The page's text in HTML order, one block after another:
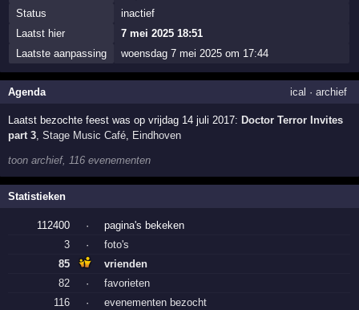
Status
inactief
Laatst hier
7 mei 2025 18:51
Laatste aanpassing
woensdag 7 mei 2025 om 17:44
Agenda ical · archief
Laatst bezochte feest was op vrijdag 14 juli 2017:Doctor Terror Invites
part 3 ,Stage Music Café Eindhoven
toon archief, 116 evenementen
Statistieken
112400 ·
pagina's bekeken
3
·
foto's
85
vrienden
82
·
favorieten
116
·
evenementen bezocht